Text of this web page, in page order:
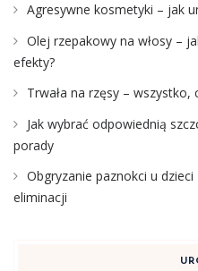
Agresywne kosmetyki – jak
Olej rzepakowy na włosy –
efekty?
Trwała na rzęsy –
Jak wybrać odpowiednią
porady
Obgryzanie paznokci u
eliminacji